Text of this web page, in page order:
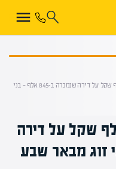
היטל השבחה של 667 אלף שקל על דירה שנמכרה ב-845 אלף — בני
השבחה של 667 אלף שקל על דירה
— בני זוג מבאר שבע